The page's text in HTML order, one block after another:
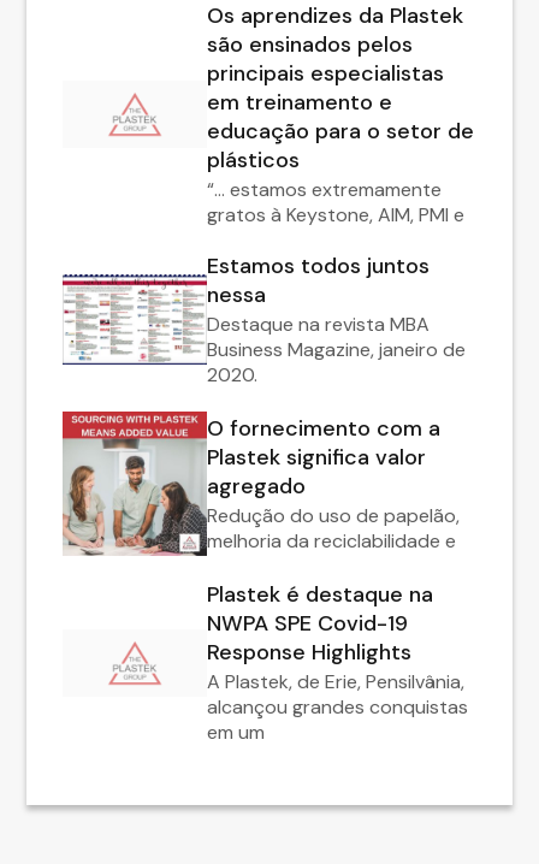
Os aprendizes da Plastek
são ensinados pelos
principais especialistas
em treinamento e
educação para o setor de
plásticos
“… estamos extremamente
gratos à Keystone, AIM, PMI e
Estamos todos juntos
nessa
Destaque na revista MBA
Business Magazine, janeiro de
2020.
O fornecimento com a
Plastek significa valor
agregado
Redução do uso de papelão,
melhoria da reciclabilidade e
Plastek é destaque na
NWPA SPE Covid-19
Response Highlights
A Plastek, de Erie, Pensilvânia,
alcançou grandes conquistas
em um